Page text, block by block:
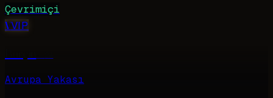
Çevrimiçi
VVIP
Avrupa Yakası